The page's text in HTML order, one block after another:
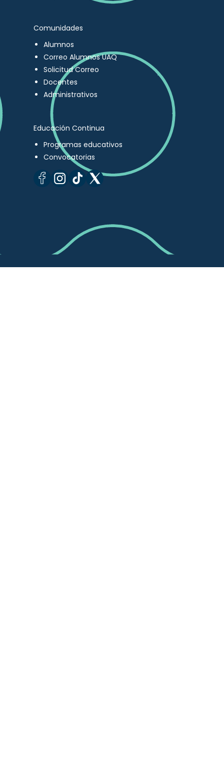
Comunidades
Alumnos
Correo Alumnos UAQ
Solicitud Correo
Docentes
Administrativos
Educación Continua
Programas educativos
Convocatorias